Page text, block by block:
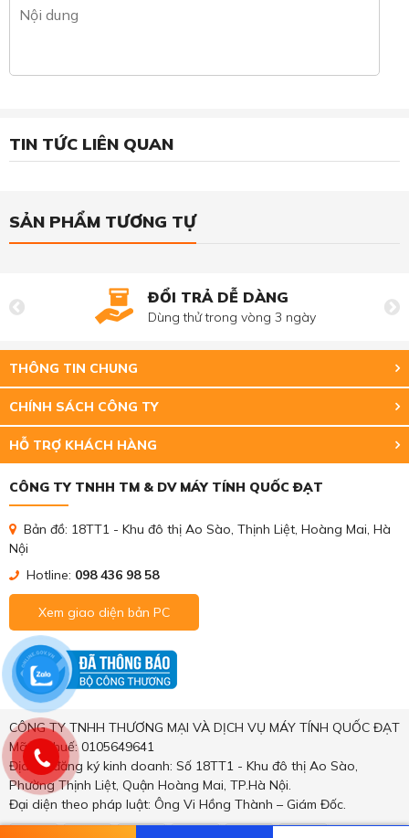
TIN TỨC LIÊN QUAN
SẢN PHẨM TƯƠNG TỰ
ĐỔI TRẢ DỄ DÀNG
Dùng thử trong vòng 3 ngày
THÔNG TIN CHUNG
CHÍNH SÁCH CÔNG TY
HỖ TRỢ KHÁCH HÀNG
CÔNG TY TNHH TM & DV MÁY TÍNH QUỐC ĐẠT
Bản đồ: 18TT1 - Khu đô thị Ao Sào, Thịnh Liệt, Hoàng Mai, Hà
Nội
Hotline: 098 436 98 58
Xem giao diện bản PC
CÔNG TY TNHH THƯƠNG MẠI VÀ DỊCH VỤ MÁY TÍNH QUỐC ĐẠT
Mã số thuế: 0105649641
Địa chỉ đăng ký kinh doanh: Số 18TT1 - Khu đô thị Ao Sào,
Phường Thịnh Liệt, Quận Hoàng Mai, TP.Hà Nội.
Đại diện theo pháp luật: Ông Vi Hồng Thành – Giám Đốc.